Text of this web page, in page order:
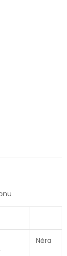
Nėra